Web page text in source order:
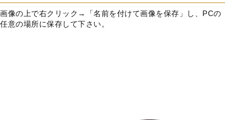
画像の上で右クリック→「名前を付けて画像を保存」し、PCの
任意の場所に保存して下さい。